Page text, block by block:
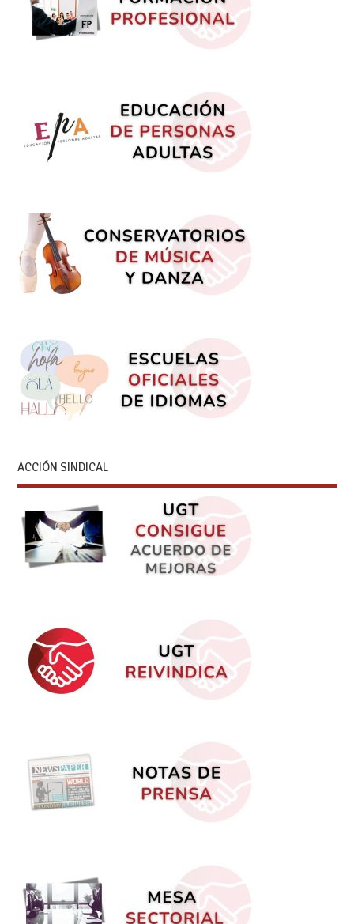
ACCIÓN SINDICAL